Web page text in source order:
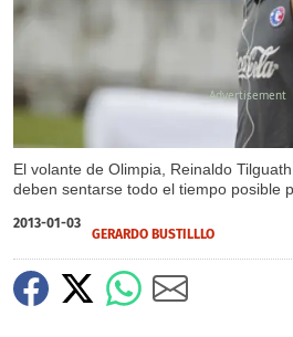
El volante de Olimpia, Reinaldo
deben sentarse todo el tiempo posible
2013-01-03
GERARDO BUSTILLLO